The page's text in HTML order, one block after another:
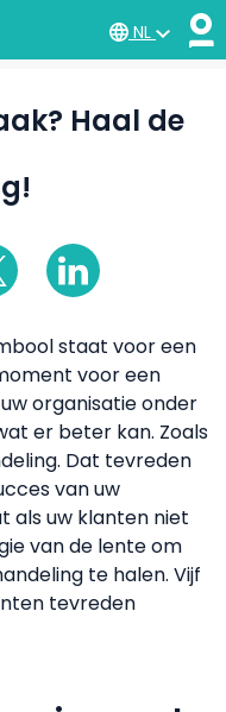
NL
Haal de
staat voor een
voor een
organisatie onder
er beter kan. Zoals
Dat tevreden
van uw
als uw klanten niet
van de lente om
te halen. Vijf
tevreden